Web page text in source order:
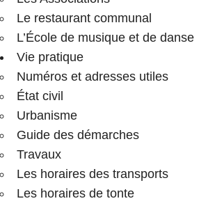
Le restaurant communal
L’École de musique et de danse
Vie pratique
Numéros et adresses utiles
État civil
Urbanisme
Guide des démarches
Travaux
Les horaires des transports
Les horaires de tonte